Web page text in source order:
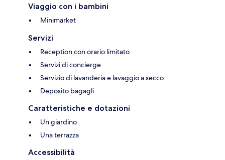
Viaggio con i bambini
Minimarket
Servizi
Reception con orario limitato
Servizi di concierge
Servizio di lavanderia e lavaggio a secco
Deposito bagagli
Caratteristiche e dotazioni
Un giardino
Una terrazza
Accessibilità